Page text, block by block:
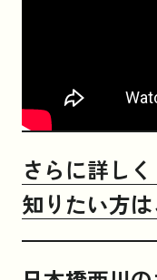
さらに詳し
知りたい方